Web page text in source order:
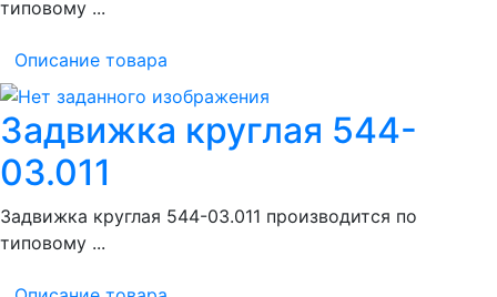
типовому ...
Описание товара
Задвижка круглая 544-
03.011
Задвижка круглая 544-03.011 производится по
типовому ...